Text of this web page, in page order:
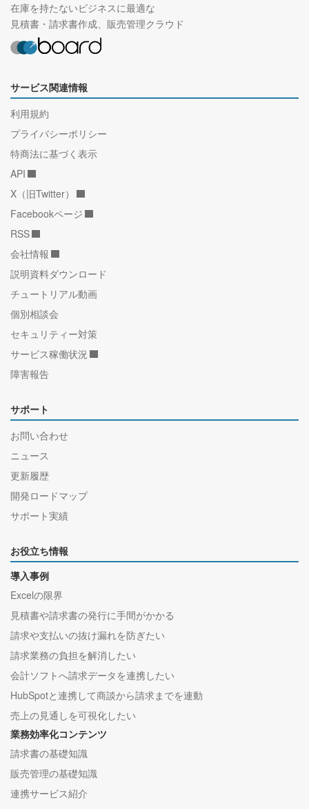
在庫を持たないビジネスに最適な
見積書・請求書作成、販売管理クラウド
サービス関連情報
利用規約
プライバシーポリシー
特商法に基づく表示
API
X（旧Twitter）
Facebookページ
RSS
会社情報
説明資料ダウンロード
チュートリアル動画
個別相談会
セキュリティー対策
サービス稼働状況
障害報告
サポート
お問い合わせ
ニュース
更新履歴
開発ロードマップ
サポート実績
お役立ち情報
導入事例
Excelの限界
見積書や請求書の発行に手間がかかる
請求や支払いの抜け漏れを防ぎたい
請求業務の負担を解消したい
会計ソフトへ請求データを連携したい
HubSpotと連携して商談から請求までを連動
売上の見通しを可視化したい
業務効率化コンテンツ
請求書の基礎知識
販売管理の基礎知識
連携サービス紹介